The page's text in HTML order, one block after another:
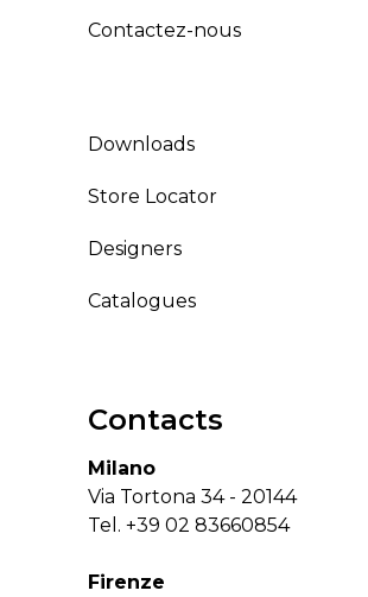
Contactez-nous
Downloads
Store Locator
Designers
Catalogues
Contacts
Milano
Via Tortona 34 - 20144
Tel. +39 02 83660854
Firenze